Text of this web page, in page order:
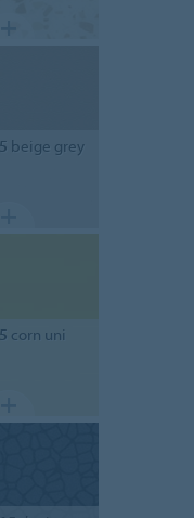
beige grey
corn uni